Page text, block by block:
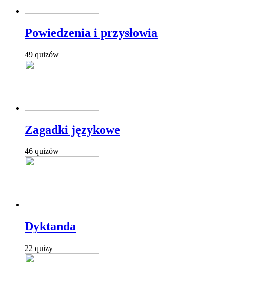
Powiedzenia i przysłowia
49 quizów
Zagadki językowe
46 quizów
Dyktanda
22 quizy